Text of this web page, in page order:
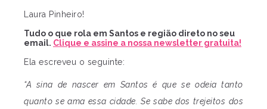
Laura Pinheiro!
Tudo o que rola em Santos e região direto no seu
email. Clique e assine a nossa newsletter gratuita!
Ela escreveu o seguinte:
“A sina de nascer em Santos é que se odeia tanto
quanto se ama essa cidade. Se sabe dos trejeitos dos